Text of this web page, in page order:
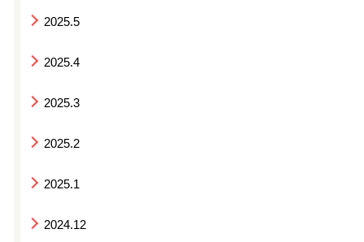
2025.5
2025.4
2025.3
2025.2
2025.1
2024.12